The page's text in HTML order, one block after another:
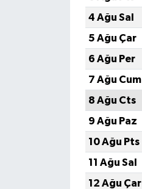
4 Ağu Sal
5 Ağu Çar
6 Ağu Per
7 Ağu Cum
8 Ağu Cts
9 Ağu Paz
10 Ağu Pts
11 Ağu Sal
12 Ağu Çar